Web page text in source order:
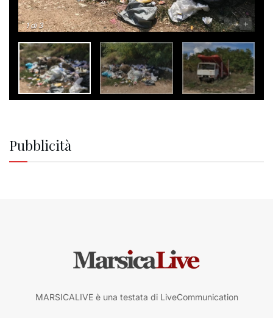
1di 3 - +
Pubblicità
MARSICALIVE è una testata di LiveCommunication